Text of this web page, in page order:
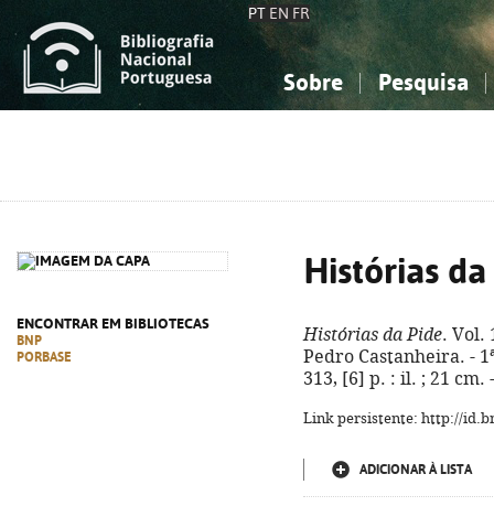
PT EN FR
Sobre Pesquisa
ENCONTRAR EM BIBLIOTECAS
BNP
PORBASE
Histórias da
Histórias da Pide. Vol.
Pedro Castanheira. -
313, [6] p. : il. ; 21 cm.
Link persistente: http://
ADICIONAR À LISTA